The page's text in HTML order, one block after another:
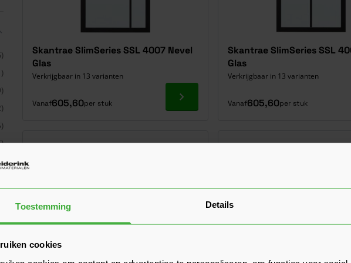
Toestemming Details
cookies
Skantrae SlimSeries SSL 4007 Nevel
Glas
Verkrijgbaar in 13 varianten
Vanaf605,60per stuk Ga naar product
Skantrae SlimSeries SSL
Glas
Verkrijgbaar in 13 varianten
Vanaf605,60per stuk